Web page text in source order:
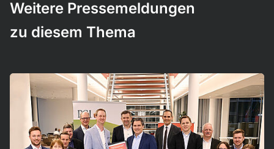
Weitere Pressemeldungen
zu diesem Thema
Mehr erfahren!